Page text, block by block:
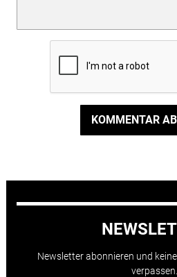
KOMMENTAR
Newsletter abonnieren und
verpassen.